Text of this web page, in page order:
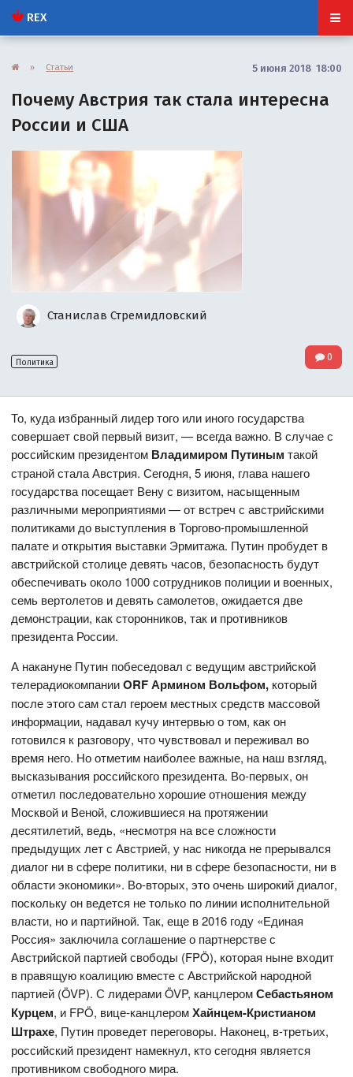
REX
» Статьи 5 июня 2018 18:00
Почему Австрия так стала интересна
России и США
Станислав Стремидловский
Политика 0
То, куда избранный лидер того или иного государства
совершает свой первый визит, — всегда важно. В случае с
российским президентом Владимиром Путиным такой
страной стала Австрия. Сегодня, 5 июня, глава нашего
государства посещает Вену с визитом, насыщенным
различными мероприятиями — от встреч с австрийскими
политиками до выступления в Торгово-промышленной
палате и открытия выставки Эрмитажа. Путин пробудет в
австрийской столице девять часов, безопасность будут
обеспечивать около 1000 сотрудников полиции и военных,
семь вертолетов и девять самолетов, ожидается две
демонстрации, как сторонников, так и противников
президента России.
А накануне Путин побеседовал с ведущим австрийской
телерадиокомпанииORF Армином Вольфом, который
после этого сам стал героем местных средств массовой
информации, надавал кучу интервью о том, как он
готовился к разговору, что чувствовал и переживал во
время него. Но отметим наиболее важные, на наш взгляд,
высказывания российского президента. Во-первых, он
отметил последовательно хорошие отношения между
Москвой и Веной, сложившиеся на протяжении
десятилетий, ведь, «несмотря на все сложности
предыдущих лет с Австрией, у нас никогда не прерывался
диалог ни в сфере политики, ни в сфере безопасности, ни в
области экономики». Во-вторых, это очень широкий диалог,
поскольку он ведется не только по линии исполнительной
власти, но и партийной. Так, еще в 2016 году «Единая
Россия» заключила соглашение о партнерстве с
Австрийской партией свободы (FPÖ), которая ныне входит
в правящую коалицию вместе с Австрийской народной
партией (ÖVP). С лидерами ÖVP, канцлеромСебастьяном
Курцем, и FPÖ, вице-канцлеромХайнцем-Кристианом
Штрахе, Путин проведет переговоры. Наконец, в-третьих,
российский президент намекнул, кто сегодня является
противником свободного мира.